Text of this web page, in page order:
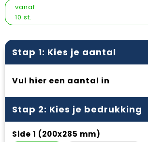
Gilets
Spellen voor binnen en buiten
Sport
Promotietassen
Reistassen
Schoudertassen
Sporttassen
Reflecterende vesten
Regenkleding
Sweaters
T-Shirts
vanaf
10 st.
Stap 1: Kies je aantal
Vul hier een aantal in
Stap 2: Kies je bedrukking
Side 1 (200x285 mm)